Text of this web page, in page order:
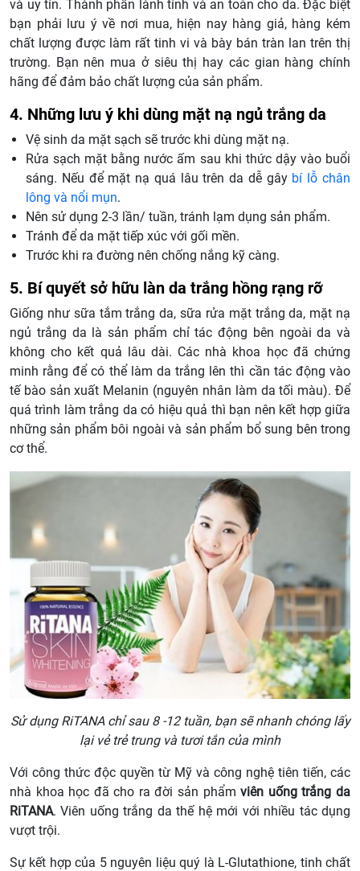
và uy tín. Thành phần lành tính và an toàn cho da. Đặc biệt
bạn phải lưu ý về nơi mua, hiện nay hàng giả, hàng kém
chất lượng được làm rất tinh vi và bày bán tràn lan trên thị
trường. Bạn nên mua ở siêu thị hay các gian hàng chính
hãng để đảm bảo chất lượng của sản phẩm.
4. Những lưu ý khi dùng mặt nạ ngủ trắng da
Vệ sinh da mặt sạch sẽ trước khi dùng mặt nạ.
Rửa sạch mặt bằng nước ấm sau khi thức dậy vào buổi
sáng. Nếu để mặt nạ quá lâu trên da dễ gây bí lỗ chân
lông và nổi mụn.
Nên sử dụng 2-3 lần/ tuần, tránh lạm dụng sản phẩm.
Tránh để da mặt tiếp xúc với gối mền.
Trước khi ra đường nên chống nắng kỹ càng.
5. Bí quyết sở hữu làn da trắng hồng rạng rỡ
Giống như sữa tắm trắng da, sữa rửa mặt trắng da, mặt nạ
ngủ trắng da là sản phẩm chỉ tác động bên ngoài da và
không cho kết quả lâu dài. Các nhà khoa học đã chứng
minh rằng để có thể làm da trắng lên thì cần tác động vào
tế bào sản xuất Melanin (nguyên nhân làm da tối màu). Để
quá trình làm trắng da có hiệu quả thì bạn nên kết hợp giữa
những sản phẩm bôi ngoài và sản phẩm bổ sung bên trong
cơ thể.
Sử dụng RiTANA chỉ sau 8 -12 tuần, bạn sẽ nhanh chóng lấy
lại vẻ trẻ trung và tươi tắn của mình
Với công thức độc quyền từ Mỹ và công nghệ tiên tiến, các
nhà khoa học đã cho ra đời sản phẩmviên uống trắng da
RiTANA. Viên uống trắng da thế hệ mới với nhiều tác dụng
vượt trội.
Sự kết hợp của 5 nguyên liệu quý là L-Glutathione, tinh chất